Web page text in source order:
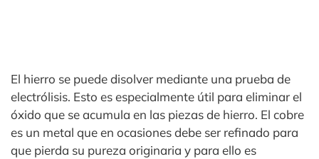
El hierro se puede disolver mediante una prueba de
electrólisis. Esto es especialmente útil para eliminar el
óxido que se acumula en las piezas de hierro. El cobre
es un metal que en ocasiones debe ser refinado para
que pierda su pureza originaria y para ello es